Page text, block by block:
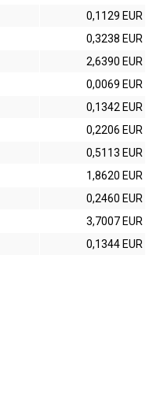
0,1129 EUR
0,3238 EUR
2,6390 EUR
0,0069 EUR
0,1342 EUR
0,2206 EUR
0,5113 EUR
1,8620 EUR
0,2460 EUR
3,7007 EUR
0,1344 EUR